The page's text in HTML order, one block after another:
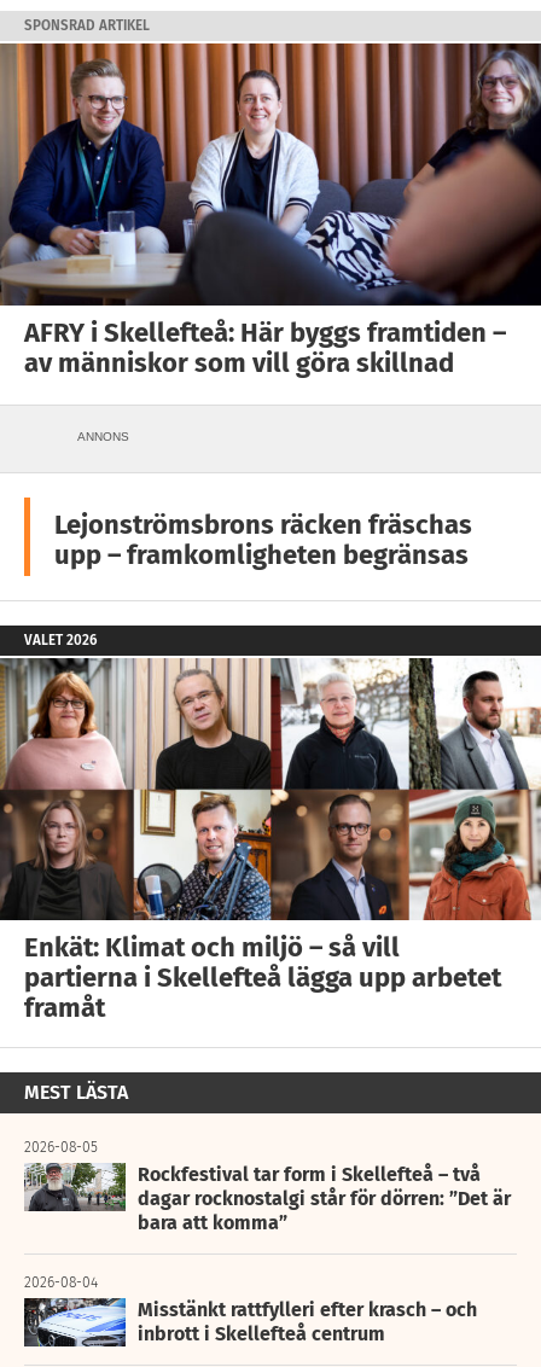
SPONSRAD ARTIKEL
AFRY i Skellefteå: Här byggs framtiden –
av människor som vill göra skillnad
ANNONS
Lejonströmsbrons räcken fräschas
upp – framkomligheten begränsas
VALET 2026
Enkät: Klimat och miljö – så vill
partierna i Skellefteå lägga upp arbetet
framåt
MEST LÄSTA
2026-08-05
Rockfestival tar form i Skellefteå – två
dagar rocknostalgi står för dörren: ”Det är
bara att komma”
2026-08-04
Misstänkt rattfylleri efter krasch – och
inbrott i Skellefteå centrum